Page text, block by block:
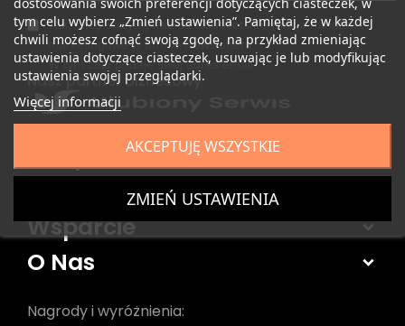
Produkty
Wsparcie
O Nas
tym celu wybierz „Zmień ustawienia”. Pamiętaj, że w każdej
chwili możesz cofnąć swoją zgodę, na przykład zmieniając
ustawienia dotyczące ciasteczek, usuwając je lub modyfikując
ustawienia swojej przeglądarki.
Więcej informacji
AKCEPTUJĘ WSZYSTKIE
ZMIEŃ USTAWIENIA
Tak, chcę otrzymywać od RoboJet informacje handlowe i
marketingowe w formie Newslettera.
W tym celu podaje swój adres email.
Nasz partner biznesowy
Nagrody i wyróżnienia: